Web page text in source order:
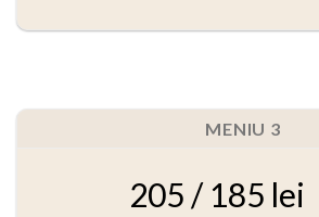
MENIU 3
205 / 185 lei